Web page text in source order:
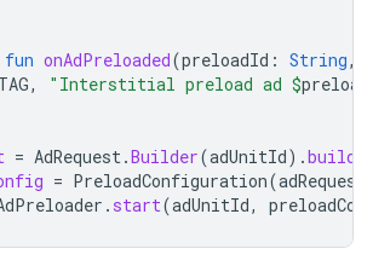
fun onAdPreloaded(preloadId : String,
TAG, "Interstitial preload ad $
= AdRequest.Builder(adUnitId).build
= PreloadConfiguration(adRequest
. start(adUnitId,